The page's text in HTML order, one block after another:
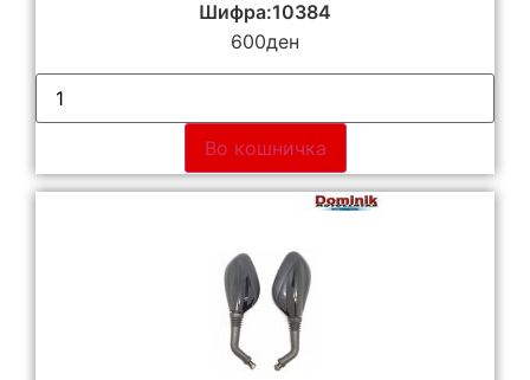
Шифра:10384
600ден
Во кошничка